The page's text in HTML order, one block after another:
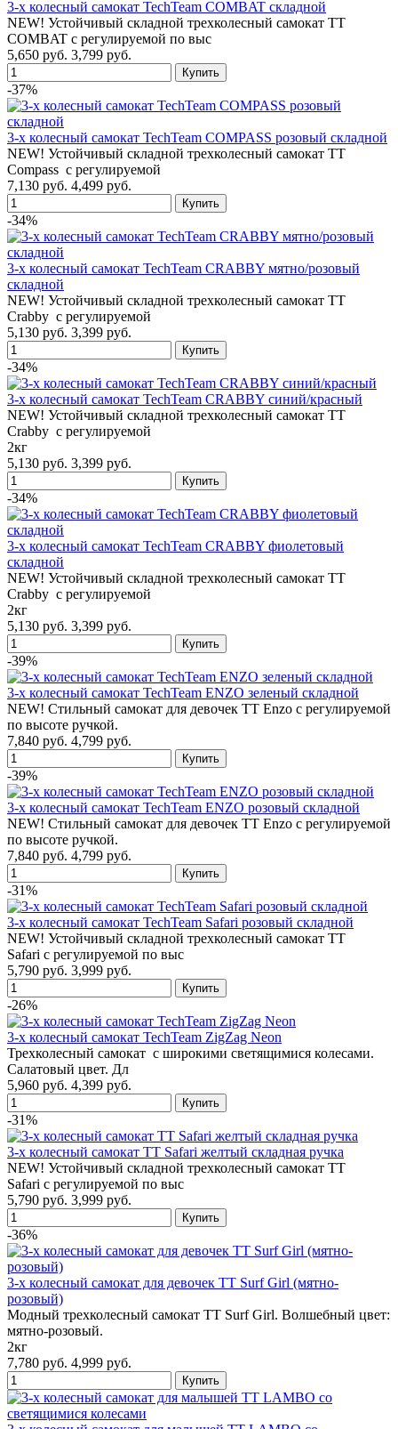
3-х колесный самокат TechTeam COMBAT складной
NEW! Устойчивый складной трехколесный самокат TT
COMBAT с регулируемой по выс
5,650 руб. 3,799 руб.
-37%
3-х колесный самокат TechTeam COMPASS розовый складной
NEW! Устойчивый складной трехколесный самокат TT
Compass с регулируемой
7,130 руб. 4,499 руб.
-34%
3-х колесный самокат TechTeam CRABBY мятно/розовый
складной
NEW! Устойчивый складной трехколесный самокат TT
Crabby с регулируемой
5,130 руб. 3,399 руб.
-34%
3-х колесный самокат TechTeam CRABBY синий/красный
NEW! Устойчивый складной трехколесный самокат TT
Crabby с регулируемой
2кг
5,130 руб. 3,399 руб.
-34%
3-х колесный самокат TechTeam CRABBY фиолетовый
складной
NEW! Устойчивый складной трехколесный самокат TT
Crabby с регулируемой
2кг
5,130 руб. 3,399 руб.
-39%
3-х колесный самокат TechTeam ENZO зеленый складной
NEW! Стильный самокат для девочек TT Enzo с регулируемой
по высоте ручкой.
7,840 руб. 4,799 руб.
-39%
3-х колесный самокат TechTeam ENZO розовый складной
NEW! Стильный самокат для девочек TT Enzo с регулируемой
по высоте ручкой.
7,840 руб. 4,799 руб.
-31%
3-х колесный самокат TechTeam Safari розовый складной
NEW! Устойчивый складной трехколесный самокат TT
Safari с регулируемой по выс
5,790 руб. 3,999 руб.
-26%
3-х колесный самокат TechTeam ZigZag Neon
Трехколесный самокат с широкими светящимися колесами.
Салатовый цвет. Дл
5,960 руб. 4,399 руб.
-31%
3-х колесный самокат TT Safari желтый складная ручка
NEW! Устойчивый складной трехколесный самокат TT
Safari с регулируемой по выс
5,790 руб. 3,999 руб.
-36%
3-х колесный самокат для девочек TT Surf Girl (мятно-
розовый)
Модный трехколесный самокат TT Surf Girl. Волшебный цвет:
мятно-розовый.
2кг
7,780 руб. 4,999 руб.